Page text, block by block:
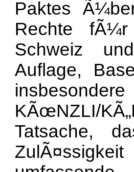
Paktes
Rechte
Schweiz
Auflage,
KÃœNZLI/
Tatsache,